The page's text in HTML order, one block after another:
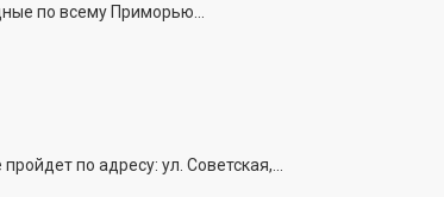
по всему Приморью...
по адресу: ул. Советская,...